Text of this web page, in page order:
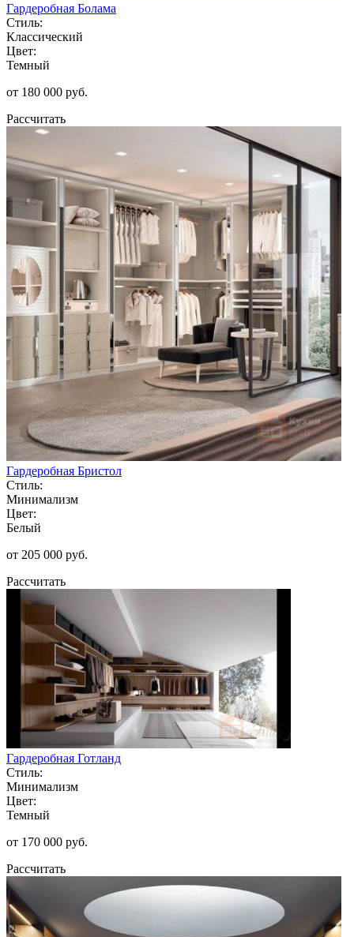
Гардеробная Болама
Стиль:
Классический
Цвет:
Темный
от 180 000 руб.
Рассчитать
Гардеробная Бристол
Стиль:
Минимализм
Цвет:
Белый
от 205 000 руб.
Рассчитать
Гардеробная Готланд
Стиль:
Минимализм
Цвет:
Темный
от 170 000 руб.
Рассчитать